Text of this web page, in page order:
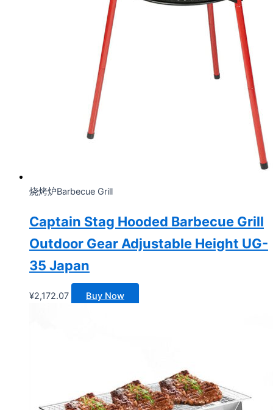
烧烤炉Barbecue Grill
Captain Stag Hooded Barbecue Grill
Outdoor Gear Adjustable Height UG-
35 Japan
¥2,172.07 Buy Now